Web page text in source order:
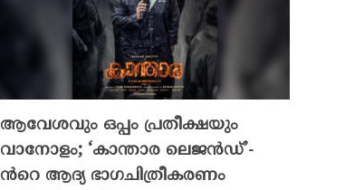
ആവേശവും ഒപ്പം പ്രതീക്ഷയും
വാനോളം; ‘കാന്താര ലെജൻഡ്’-
ൻറെ ആദ്യ ഭാഗചിത്രീകരണം